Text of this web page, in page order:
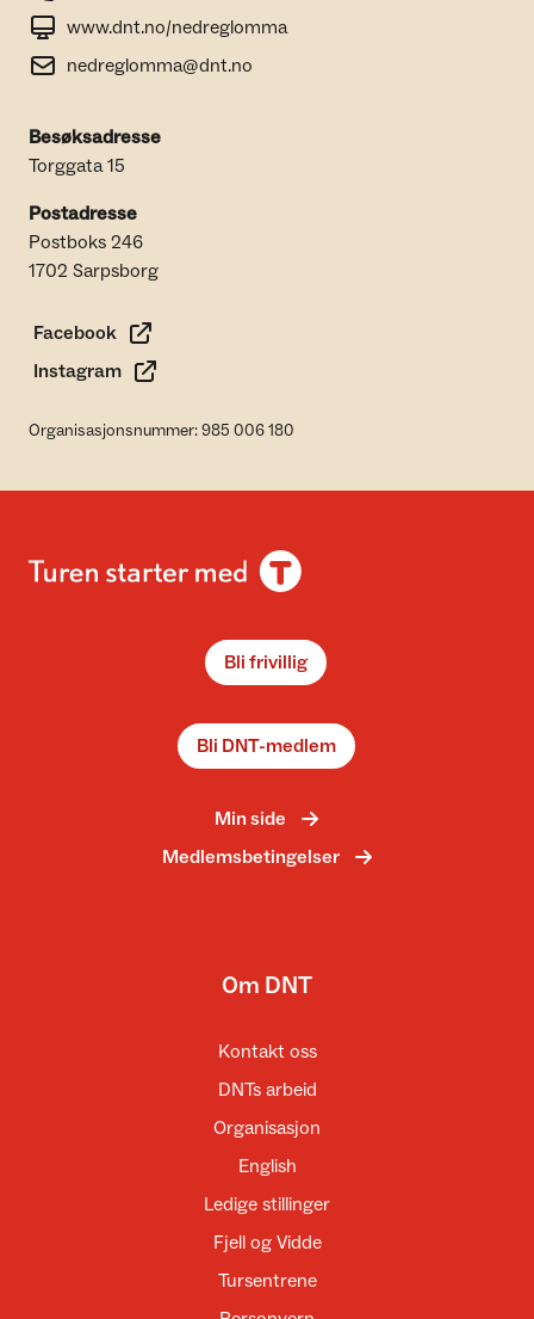
www.dnt.no/nedreglomma
nedreglomma@dnt.no
Besøksadresse
Torggata 15
Postadresse
Postboks 246
1702 Sarpsborg
Facebook
Instagram
Organisasjonsnummer: 985 006 180
Bli frivillig
Bli DNT-medlem
Min side
Medlemsbetingelser
Om DNT
Kontakt oss
DNTs arbeid
Organisasjon
English
Ledige stillinger
Fjell og Vidde
Tursentrene